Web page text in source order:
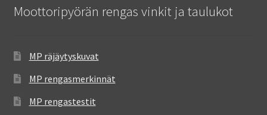
Moottoripyörän rengas vinkit ja taulukot
MP räjäytyskuvat
MP rengasmerkinnät
MP rengastestit